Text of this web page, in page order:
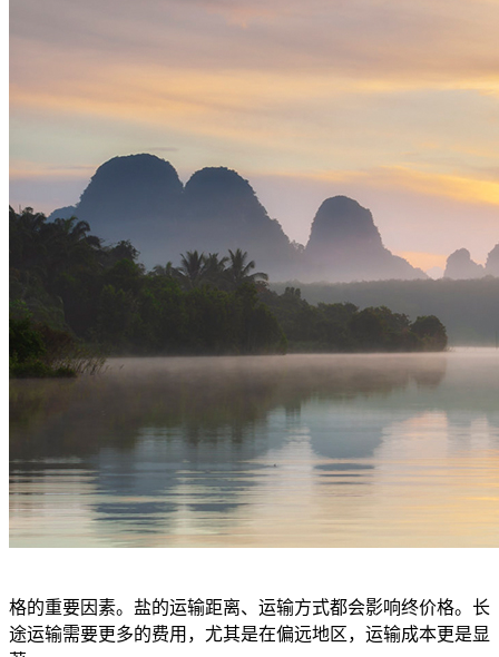
格的重要因素。盐的运输距离、运输方式都会影响终价格。长
途运输需要更多的费用，尤其是在偏远地区，运输成本更是显